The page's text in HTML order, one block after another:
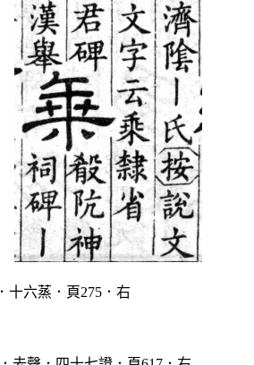
十六蒸．頁275．右